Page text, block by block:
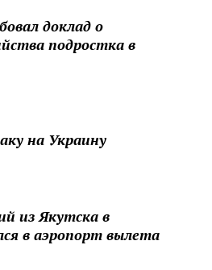
доклад о
подростка в
на Украину
из Якутска в
в аэропорт вылета